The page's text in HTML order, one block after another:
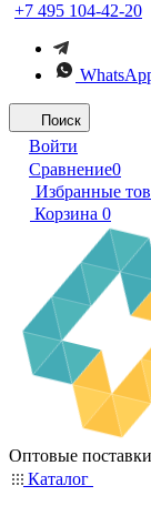
+7 495 104-42-20
Поиск
Войти
Сравнение0
Избранные
Корзина 0
Оптовые
Каталог